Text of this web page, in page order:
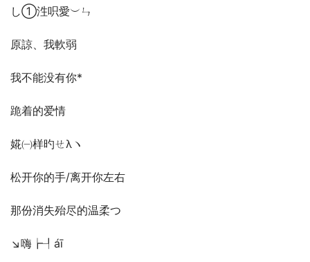
し①泩呮愛︶ㄣ
原諒、我軟弱
我不能没有你*
跪着的爱情
婲㈠样旳ㄝλヽ
松开你的手/离开你左右
那份消失殆尽的温柔つ
↘嗨┢┦áī